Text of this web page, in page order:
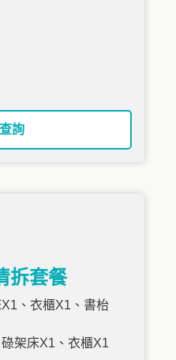
詢
拆套餐
、衣櫃X1、書枱
架床X1、衣櫃X1